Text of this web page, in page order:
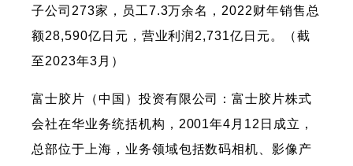
子公司273家，员工7.3万余名，2022财年销售总
额28,590亿日元，营业利润2,731亿日元。（截
至2023年3月）
富士胶片（中国）投资有限公司：富士胶片株式
会社在华业务统括机构，2001年4月12日成立，
总部位于上海，业务领域包括数码相机、影像产